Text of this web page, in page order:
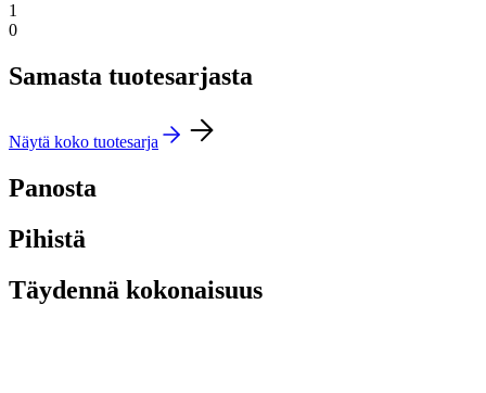
1
0
Samasta tuotesarjasta
Näytä koko tuotesarja
Panosta
Pihistä
Täydennä kokonaisuus